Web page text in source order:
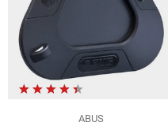
ABUS